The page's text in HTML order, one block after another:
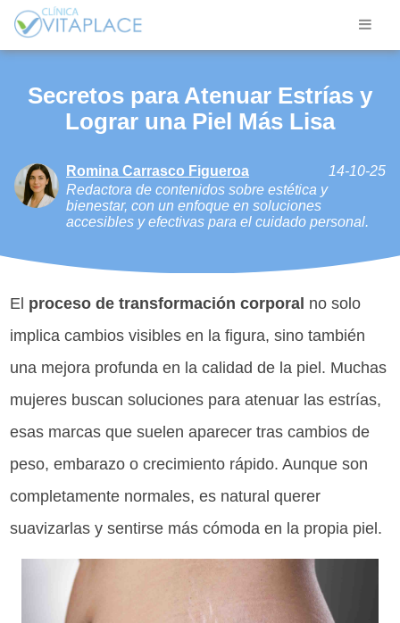
Secretos para Atenuar Estrías y
Lograr una Piel Más Lisa
Romina Carrasco Figueroa
14-10-25
Redactora de contenidos sobre estética y
bienestar, con un enfoque en soluciones
accesibles y efectivas para el cuidado personal.
El proceso de transformación corporal no solo
implica cambios visibles en la figura, sino también
una mejora profunda en la calidad de la piel. Muchas
mujeres buscan soluciones para atenuar las estrías,
esas marcas que suelen aparecer tras cambios de
peso, embarazo o crecimiento rápido. Aunque son
completamente normales, es natural querer
suavizarlas y sentirse más cómoda en la propia piel.